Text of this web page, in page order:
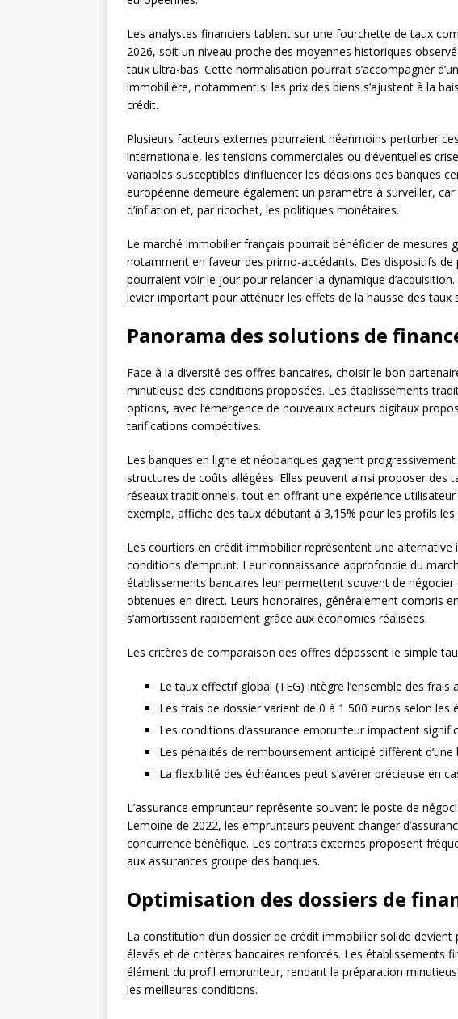
Les analystes financiers tablent sur une fourchette de taux
2026, soit un niveau proche des moyennes historiques
taux ultra-bas. Cette normalisation pourrait s’accompagner
immobilière, notamment si les prix des biens s’ajustent à la
crédit.
Plusieurs facteurs externes pourraient néanmoins perturber
internationale, les tensions commerciales ou d’éventuelles
variables susceptibles d’influencer les décisions des banques
européenne demeure également un paramètre à surveiller,
d’inflation et, par ricochet, les politiques monétaires.
Le marché immobilier français pourrait bénéficier de mesures
notamment en faveur des primo-accédants. Des dispositifs de
pourraient voir le jour pour relancer la dynamique
levier important pour atténuer les effets de la hausse des taux
Panorama des solutions de
Face à la diversité des offres bancaires, choisir le bon
minutieuse des conditions proposées. Les établissements
options, avec l’émergence de nouveaux acteurs digitaux
tarifications compétitives.
Les banques en ligne et néobanques gagnent
structures de coûts allégées. Elles peuvent ainsi proposer des
réseaux traditionnels, tout en offrant une expérience
exemple, affiche des taux débutant à 3,15% pour les profils
Les courtiers en crédit immobilier représentent une
conditions d’emprunt. Leur connaissance approfondie du
établissements bancaires leur permettent souvent de
obtenues en direct. Leurs honoraires, généralement compris
s’amortissent rapidement grâce aux économies réalisées.
Les critères de comparaison des offres dépassent le simple
Le taux effectif global (TEG) intègre l’ensemble des frais
Les frais de dossier varient de 0 à 1 500 euros selon les
Les conditions d’assurance emprunteur impactent
Les pénalités de remboursement anticipé diffèrent d’une
La flexibilité des échéances peut s’avérer précieuse en
L’assurance emprunteur représente souvent le poste de
Lemoine de 2022, les emprunteurs peuvent changer
concurrence bénéfique. Les contrats externes proposent
aux assurances groupe des banques.
Optimisation des dossiers de
La constitution d’un dossier de crédit immobilier solide
élevés et de critères bancaires renforcés. Les établissements
élément du profil emprunteur, rendant la préparation
les meilleures conditions.